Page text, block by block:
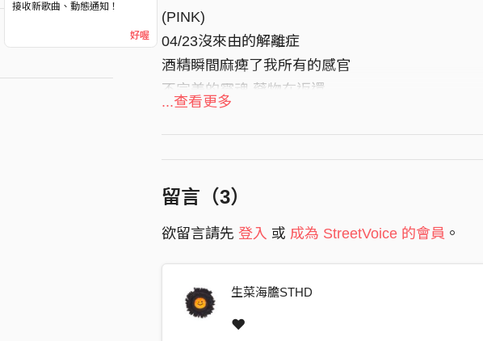
接收新歌曲、動態通知！
好喔
(PINK)
04/23沒來由的解離症
酒精瞬間麻痺了我所有的感官
不完美的靈魂 藥物在返還
我其實撐不下去了但我還在裝坦然
想要有人說：「別哭了電影還在投放」
習慣佯裝把握當下但我總是在回頭望
裝清高的想為妳披上羽絨外套
雖然我在流淚但我想要妳愛笑
下達的暗號 我想要妳看到
...查看更多
留言（3）
欲留言請先 登入 或 成為 StreetVoice 的會員 。
生菜海膽STHD
❤️